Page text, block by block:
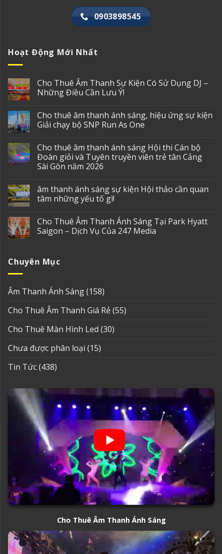
0903898545
Hoạt Động Mới Nhất
Cho Thuê Âm Thanh Sự Kiện Có Sử Dụng DJ –
Những Điều Cần Lưu Ý!
Cho thuê âm thanh ánh sáng, hiệu ứng sự kiện
Giải chạy bộ SNP Run As One
Cho thuê âm thanh ánh sáng Hội thi Cán bộ
Đoàn giỏi và Tuyên truyền viên trẻ tân Cảng
Sài Gòn năm 2026
âm thanh ánh sáng sự kiện Hội thảo cần quan
tâm những yếu tố gì!
Cho Thuê Âm Thanh Ánh Sáng Tại Park Hyatt
Saigon – Dịch Vụ Của 247 Media
Chuyên Mục
Âm Thanh Ánh Sáng(158)
Cho Thuê Âm Thanh Giá Rẻ(55)
Cho Thuê Màn Hình Led (30)
Chưa được phân loại (15)
Tin Tức(438)
Cho Thuê Âm Thanh Ánh Sáng